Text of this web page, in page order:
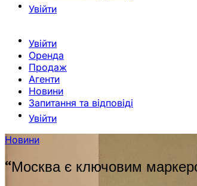
Увійти
Увійти
Оренда
Продаж
Агенти
Новини
Запитання та відповіді
Увійти
Новини
“Москва є ключовим